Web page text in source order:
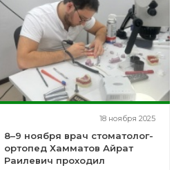
18 ноября 2025
8–9 ноября врач стоматолог-
ортопед Хамматов Айрат
Раилевич проходил